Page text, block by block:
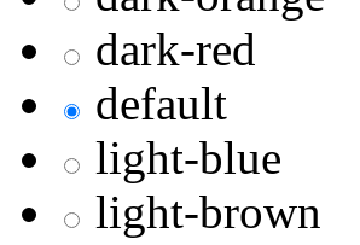
dark-red
default
light-blue
light-brown